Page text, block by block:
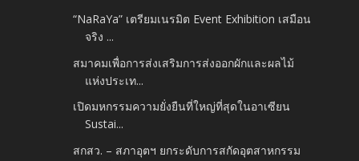
“NaRaYa” เตรียมเนรมิต Event Exhibition เสมือน
จริง ...
สมาคมเพื่อการส่งเสริมการส่งออกผักและผลไม้
แห่งประเท...
เปิดมหกรรมความยั่งยืนที่ใหญ่ที่สุดในอาเซียน
Sustai...
สกสว. – สภาอุตฯ ยกระดับการสกัดอุตสาหกรรม